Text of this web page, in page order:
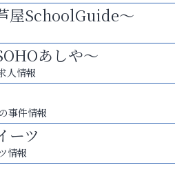
屋SchoolGuide～
あしや～
人情報
事件情報
ーツ
情報